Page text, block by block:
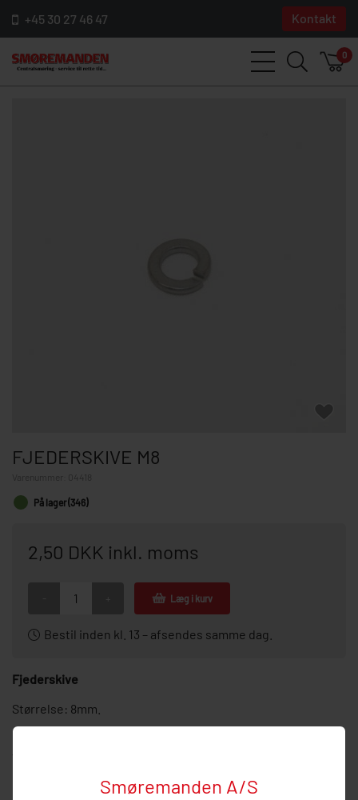
Smøremanden A/S
+45 30 27 46 47 Kontakt
0
FJEDERSKIVE M8
04418
På lager (346)
2,50 DKK inkl. moms
Læg i kurv
Bestil inden kl. 13 – afsendes samme dag.
Fjederskive
Størrelse: 8mm.